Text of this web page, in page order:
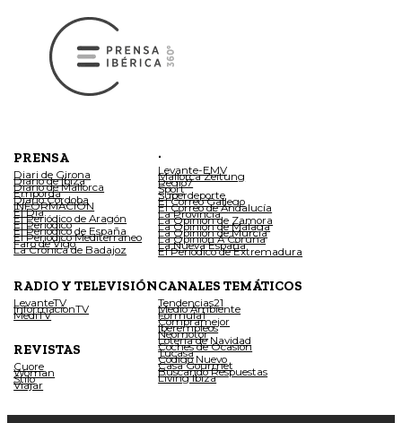
PRENSA
Diari de Girona
Diario de Ibiza
Diario de Mallorca
Empordà
Diario Córdoba
INFORMACIÓN
El Día
El Periódico de Aragón
El Periódico
El Periódico de España
El Periódico Mediterráneo
Faro de Vigo
La Crónica de Badajoz
.
Levante-EMV
Mallorca Zeitung
Regio7
Sport
Superdeporte
El Correo Gallego
El Correo de Andalucía
La Provincia
La Opinión de Zamora
La Opinión de Málaga
La Opinión de Murcia
La Opinión A Coruña
La Nueva España
El Periódico de Extremadura
RADIO Y TELEVISIÓN
LevanteTV
InformacionTV
MediTV
REVISTAS
Cuore
Woman
Stilo
Viajar
CANALES TEMÁTICOS
Tendencias21
Medio Ambiente
Fórmula1
Compramejor
Iberempleos
Neomotor
Lotería de Navidad
Coches de Ocasión
Tucasa
Código Nuevo
Casa Gourmet
Buscando Respuestas
Living Ibiza